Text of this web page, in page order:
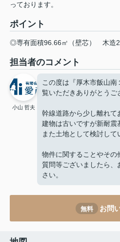
っております。
ポイント
◎専有面積96.66㎡（壁芯） 木造
担当者のコメント
小山 哲夫
この度は『厚木市飯山
覧いただきありがとうご
幹線道路から少し離れて
建物は古いですが新耐震
また土地として検討して
物件に関することやそ
質問等ございましたら
さい。
無料 お問